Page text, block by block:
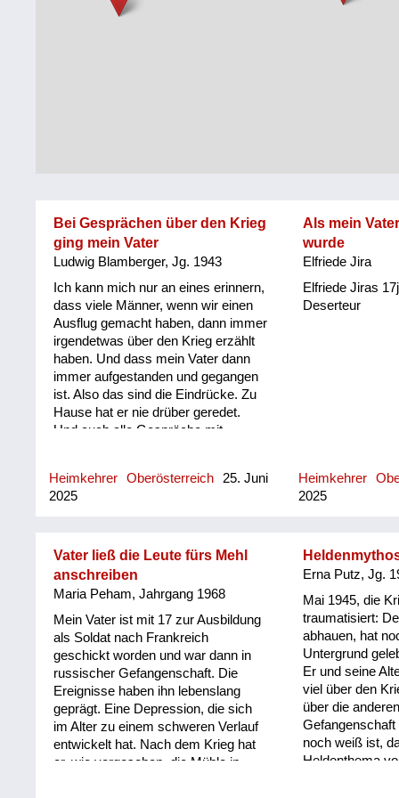
Staatsvertrag
Wohnen
sonstiges
Bei Gesprächen über den Krieg
ging mein Vater
Ludwig Blamberger, Jg. 1943
Ich kann mich nur an eines erinnern,
dass viele Männer, wenn wir einen
Ausflug gemacht haben, dann immer
irgendetwas über den Krieg erzählt
haben. Und dass mein Vater dann
immer aufgestanden und gegangen
ist. Also das sind die Eindrücke. Zu
Hause hat er nie drüber geredet.
Und auch alle Gespräche mit
Kriegserlebnisse, wo sie Helden
waren, erzählt haben. Ich habe nur
Rande mit diesen Erschießungen zu
tun hatte. Ja, ich bin ein absoluter
Pazifist. Ich habe das einfach erlebt,
sehe diese vielen Leute, die
gestorben sind. Also für mich war
das eine Geschichte, die
unvorstellbar ist und ich fühle mich
auch in dieser Zeit hier nicht wohl,
wo ein Schritt zurück passiert in die
Vergangenheit und man sich wieder
gegenseitig über Kontinente hinweg
Heimkehrer Oberösterreich
25. Juni
2025
Als mein
wurde
Elfriede Jira
Elfriede Jiras
Deserteur
Heimkehrer
2025
Vater ließ die Leute fürs Mehl
anschreiben
Maria Peham, Jahrgang 1968
Mein Vater ist mit 17 zur Ausbildung
als Soldat nach Frankreich
geschickt worden und war dann in
russischer Gefangenschaft. Die
Ereignisse haben ihn lebenslang
geprägt. Eine Depression, die sich
im Alter zu einem schweren Verlauf
entwickelt hat. Nach dem Krieg hat
er, wie vorgesehen, die Mühle in
Erna Putz, Jg.
Mai 1945, die
traumatisiert:
abhauen, hat
Untergrund
Er und seine
viel über den
über die
noch weiß ist,
Heldenthema